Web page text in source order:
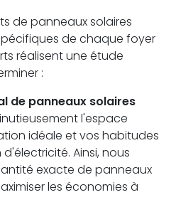
de panneaux solaires
de chaque foyer
réalisent une étude
:
de panneaux solaires
l'espace
idéale et vos habitudes
Ainsi, nous
exacte de panneaux
les économies à